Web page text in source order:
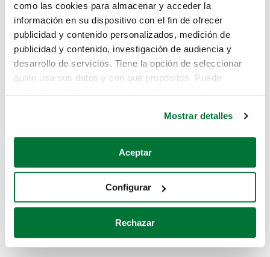
como las cookies para almacenar y acceder la
información en su dispositivo con el fin de ofrecer
publicidad y contenido personalizados, medición de
publicidad y contenido, investigación de audiencia y
desarrollo de servicios. Tiene la opción de seleccionar
quién usa sus datos y con qué propósitos. Puede
Si lo permite, también quisiéramos:
Recopilar información sobre su ubicación geográfica
Identificar su dispositivo analizándolo activamente
para buscar características específicas (huellas
Obtenga más información sobre cómo se procesan sus
Mostrar detalles
Aceptar
Configurar
Rechazar
Lo sentimos, no sabemos como
te hemos traido hasta aquí.
Pero puedes encontrar el coche que estás
buscando en alguno de estos enlaces:
Coches de segunda mano
Coches de km0